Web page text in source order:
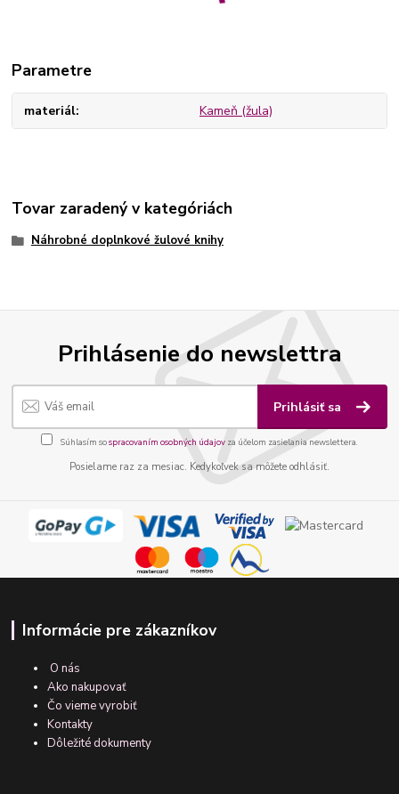
Parametre
materiál Kameň (žula)
Tovar zaradený v kategóriách
Náhrobné doplnkové žulové knihy
Prihlásenie do newslettra
Prihlásiť sa
Súhlasím sospracovaním osobných údajov za účelom zasielania newslettera.
Posielame raz za mesiac. Kedykoľvek sa môžete odhlásiť.
Informácie pre zákazníkov
O nás
Ako nakupovať
Čo vieme vyrobiť
Kontakty
Dôležité dokumenty